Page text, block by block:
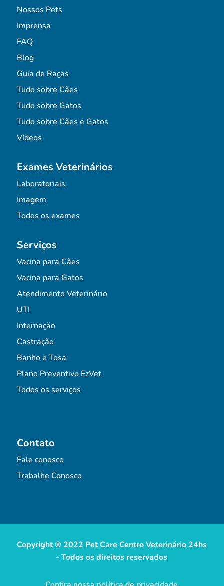
Nossos Pets
Imprensa
FAQ
Blog
Guia de Raças
Tudo sobre Cães
Tudo sobre Gatos
Tudo sobre Cães e Gatos
Vídeos
Exames Veterinários
Laboratoriais
Imagem
Todos os exames
Serviços
Vacina para Cães
Vacina para Gatos
Atendimento Veterinário
UTI
Internação
Castração
Banho e Tosa
Plano Preventivo EzVet
Todos os serviços
Contato
Fale conosco
Trabalhe Conosco
Copyright ® 2022 Pet Care Centro Veterinário 24hs
- Todos os direitos reservados